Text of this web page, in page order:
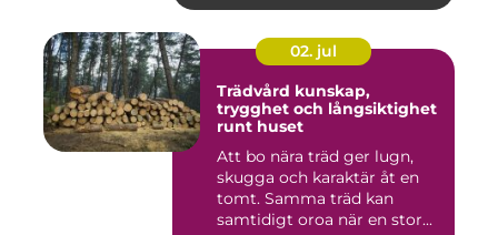
02. jul
Trädvård kunskap,
trygghet och långsiktighet
runt huset
Att bo nära träd ger lugn,
skugga och karaktär åt en
tomt. Samma träd kan
samtidigt oroa när en stor...